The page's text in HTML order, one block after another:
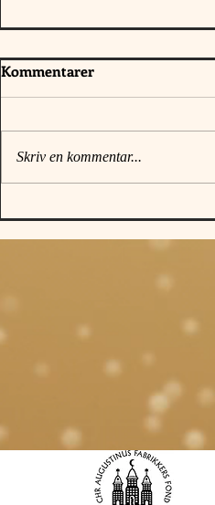
Kommentarer
Skriv en kommentar...